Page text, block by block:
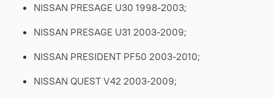
NISSAN PRESAGE U30 1998-2003;
NISSAN PRESAGE U31 2003-2009;
NISSAN PRESIDENT PF50 2003-2010;
NISSAN QUEST V42 2003-2009;